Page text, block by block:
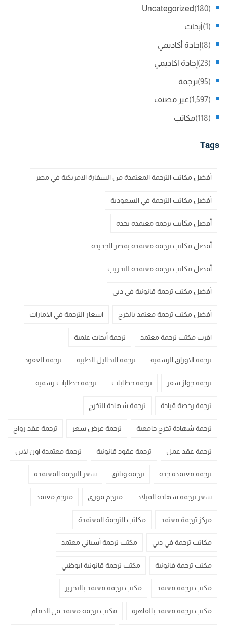
Uncategorized (180)
أبحاث (1)
إجادة أكاديمي (8)
إجادة اكاديمي (23)
ترجمة (95)
غير مصنف (1,597)
مكاتب (118)
Tags
أفضل مكاتب الترجمة المعتمدة من السفارة الامريكية في مصر
أفضل مكاتب الترجمة في السعودية
أفضل مكاتب ترجمة معتمدة بجدة
أفضل مكاتب ترجمة معتمدة بمصر الجديدة
أفضل مكاتب ترجمة معتمدة للتدريب
أفضل مكتب ترجمة قانونية في دبي
أفضل مكتب ترجمة معتمد بالخرج اسعار الترجمة في الامارات
اقرب مكتب ترجمة معتمد ترجمة أبحاث علمية
ترجمة الاوراق الرسمية ترجمة التحاليل الطبية ترجمة العقود
ترجمة جواز سفر ترجمة خطابات ترجمة خطابات رسمية
ترجمة رخصة قيادة ترجمة شهادة التخرج
ترجمة شهادة تخرج جامعية ترجمة عرض سعر ترجمة عقد زواج
ترجمة عقد عمل ترجمة عقود قانونية ترجمة معتمدة اون لاين
ترجمة معتمدة جدة ترجمة وثائق سعر الترجمة المعتمدة
سعر ترجمة شهادة الميلاد مترجم فوري مترجم معتمد
مركز ترجمة معتمد مكاتب الترجمة المعتمدة
مكاتب ترجمة في دبي مكتب ترجمة أسباني معتمد
مكتب ترجمة قانونية مكتب ترجمة قانونية ابوظبي
مكتب ترجمة معتمد مكتب ترجمة معتمد بالتحرير
مكتب ترجمة معتمد بالقاهرة مكتب ترجمة معتمد في الدمام